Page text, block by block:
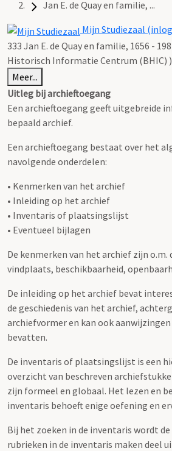
Jan E. de Quay en familie, ...
Mijn Studiezaal
333 Jan E. de Quay en familie, 1656 -
Historisch Informatie Centrum (BHIC) )
Meer...
Uitleg bij archieftoegang
Een archieftoegang geeft uitgebreide
bepaald archief.
Een archieftoegang bestaat over het
navolgende onderdelen:
• Kenmerken van het archief
• Inleiding op het archief
• Inventaris of plaatsingslijst
• Eventueel bijlagen
De kenmerken van het archief zijn o.m.
vindplaats, beschikbaarheid,
De inleiding op het archief bevat
de geschiedenis van het archief,
archiefvormer en kan ook
bevatten.
De inventaris of plaatsingslijst is een
overzicht van beschreven
zijn formeel en globaal. Het lezen en
inventaris behoeft enige oefening en
Bij het zoeken in de inventaris wordt
rubrieken in de inventaris maken deel